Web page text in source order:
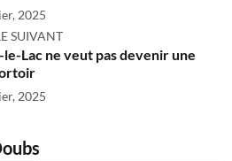
2025
SUIVANT
Lac ne veut pas devenir une
2025